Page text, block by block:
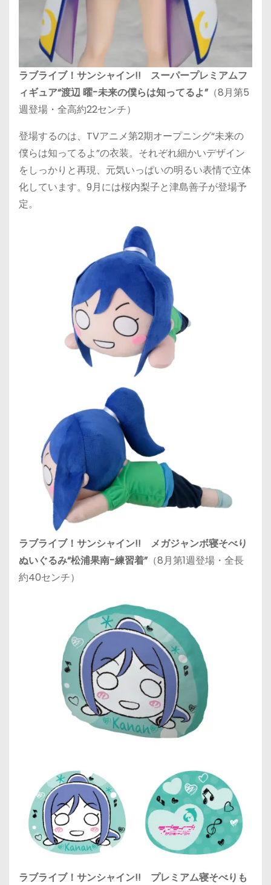
ラブライブ！サンシャイン!! スーパープレミアムフ
ィギュア“渡辺 曜-未来の僕らは知ってるよ”（8月第5
週登場・全高約22センチ）
登場するのは、TVアニメ第2期オープニング“未来の
僕らは知ってるよ”の衣装。それぞれ細かいデザイン
をしっかりと再現、元気いっぱいの明るい表情で立体
化しています。9月には桜内梨子と津島善子が登場予
定。
ラブライブ！サンシャイン!! メガジャンボ寝そべり
ぬいぐるみ“松浦果南-練習着”（8月第1週登場・全長
約40センチ）
ラブライブ！サンシャイン!! プレミアム寝そべりも